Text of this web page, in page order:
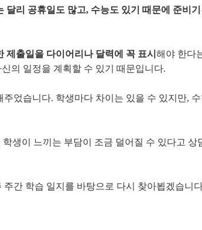
달리 공휴일도 많고, 수능도 있기 때문에 준비기
제출일을 다이어리나 달력에 꼭 표시 해야 한다
의 일정을 계획할 수 있기 때문입니다.
주었습니다. 학생마다 차이는 있을 수 있지만,
생이 느끼는 부담이 조금 덜어질 수 있다고 상
간 학습 일지를 바탕으로 다시 찾아뵙겠습니